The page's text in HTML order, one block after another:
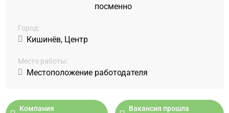
посменно
Город:
Кишинёв, Центр
Место работы:
Местоположение работодателя
Компания
Вакансия прошла